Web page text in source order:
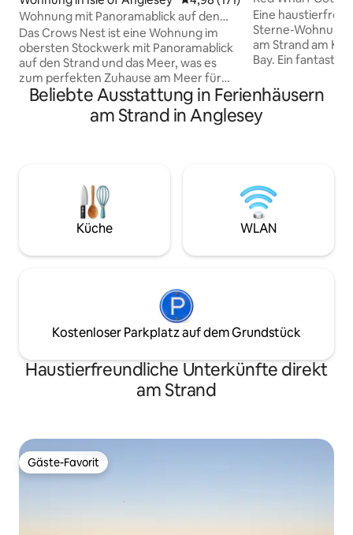
Wohnung mit Panoramablick auf den
Strand von Rhosneigr
Das Crows Nest ist eine Wohnung im
obersten Stockwerk mit Panoramablick
auf den Strand und das Meer, was es
zum perfekten Zuhause am Meer für
eine Familie von bis zu 4 Personen
macht. Ein 100 m langer Spaziergang
zum Strand mit Stauraum für all die
Jahreszeit. Diese zusätzlichen
Funktionen wie eine Nespresso-
Maschine, Smart-TV, schnelles WLAN,
Fenstersitz und moderne LED-
es ein ganz besonderer Urlaub wird. Wir
Garage, die Gäste nutzen können.
hundefreundlich,
Eine
Sterne-Wohnung
am Strand am
Bay. Ein
Kurzer
House. Toller
Anglesey,
Beaumaris,
Flexible
Zuverlässiges
Sterne-
Beliebte Ausstattung in Ferienhäusern
am Strand in Anglesey
Küche WLAN
Kostenloser Parkplatz auf dem Grundstück
Haustierfreundliche Unterkünfte direkt
am Strand
Gäste-Favorit
Gäste-Favorit